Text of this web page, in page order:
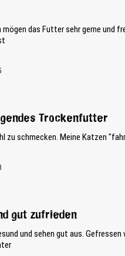
une note de 5 sur 5 étoiles
mögen das Futter sehr gerne und
une note de 5 sur 5 étoiles
Trockenfutter
zu schmecken. Meine Katzen
une note de 5 sur 5 étoiles
gut zufrieden
und sehen gut aus. Gefressen